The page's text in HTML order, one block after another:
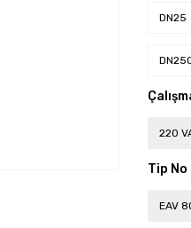
DN25
220
Tip No
EAV